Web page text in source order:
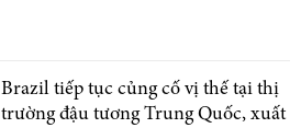
Brazil tiếp tục củng cố vị thế tại thị
trường đậu tương Trung Quốc, xuất